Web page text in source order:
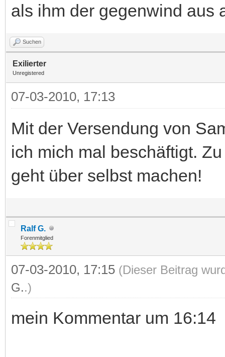
als ihm der gegenwind aus
Suchen
Exilierter
Unregistered
07-03-2010, 17:13
Mit der Versendung von
ich mich mal beschäftigt.
geht über selbst machen!
Ralf G.
Forenmitglied
07-03-2010, 17:15 (Dieser Beitrag
G..)
mein Kommentar um 16:14